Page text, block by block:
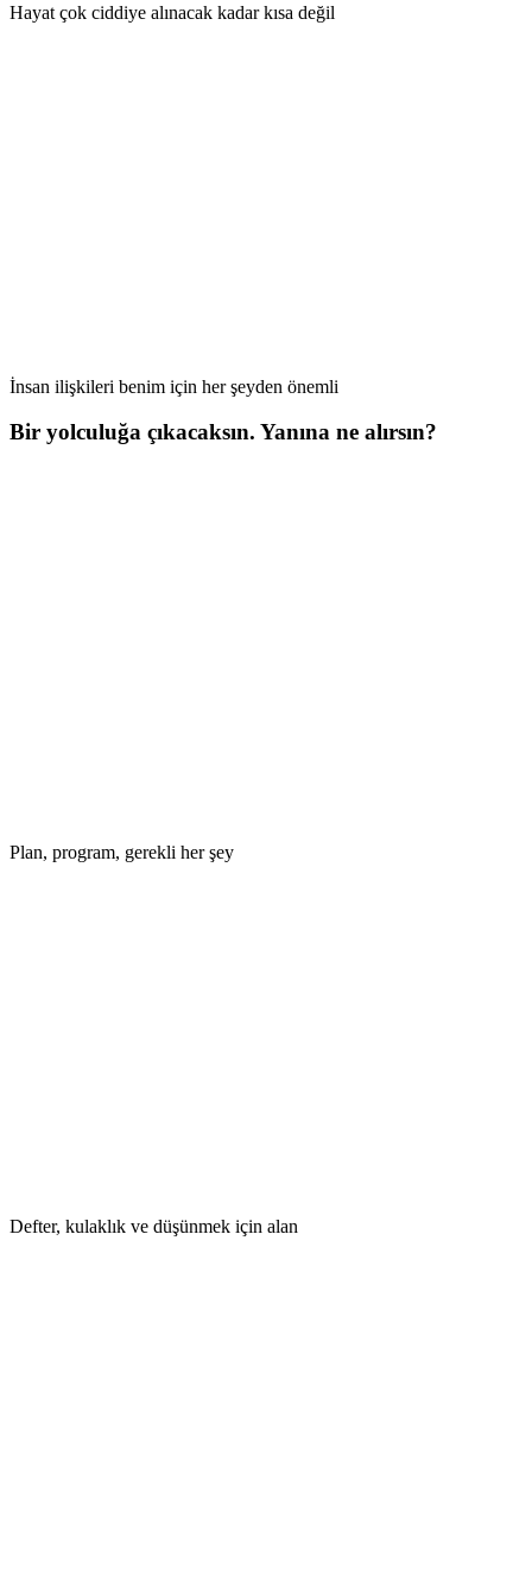
Hayat çok ciddiye alınacak kadar kısa değil
İnsan ilişkileri benim için her şeyden önemli
Bir yolculuğa çıkacaksın. Yanına ne alırsın?
Plan, program, gerekli her şey
Defter, kulaklık ve düşünmek için alan